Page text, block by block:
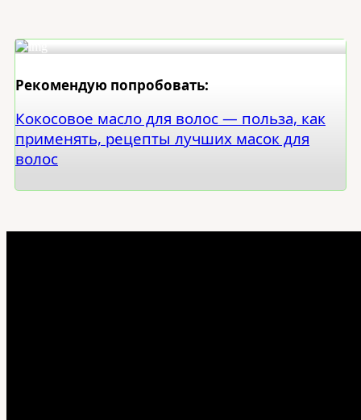
Рекомендую попробовать:
Кокосовое масло для волос — польза, как
применять, рецепты лучших масок для
волос